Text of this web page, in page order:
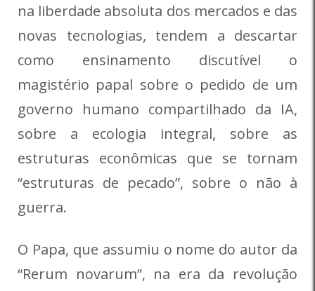
na liberdade absoluta dos mercados e das
novas tecnologias, tendem a descartar
como ensinamento discutível o
magistério papal sobre o pedido de um
governo humano compartilhado da IA,
sobre a ecologia integral, sobre as
estruturas econômicas que se tornam
“estruturas de pecado”, sobre o não à
guerra.
O Papa, que assumiu o nome do autor da
“Rerum novarum”, na era da revolução